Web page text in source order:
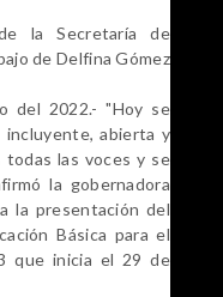
la Secretaría de
de Delfina Gómez
del 2022.- "Hoy se
incluyente, abierta y
todas las voces y se
la gobernadora
la presentación del
Básica para el
que inicia el 29 de